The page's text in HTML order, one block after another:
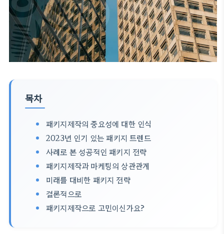
목차
패키지제작의 중요성에 대한 인식
2023년 인기 있는 패키지 트렌드
사례로 본 성공적인 패키지 전략
패키지제작과 마케팅의 상관관계
미래를 대비한 패키지 전략
결론적으로
패키지제작으로 고민이신가요?